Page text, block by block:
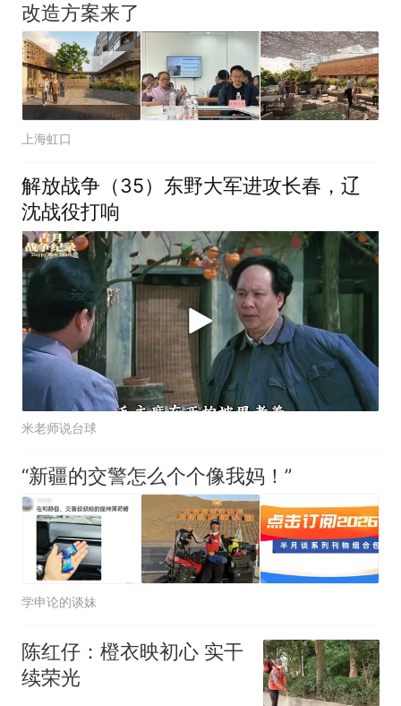
改造方案来了
上海虹口
解放战争（35）东野大军进攻长春，辽
沈战役打响
米老师说台球
“新疆的交警怎么个个像我妈！”
学申论的谈妹
陈红仔：橙衣映初心 实干
续荣光